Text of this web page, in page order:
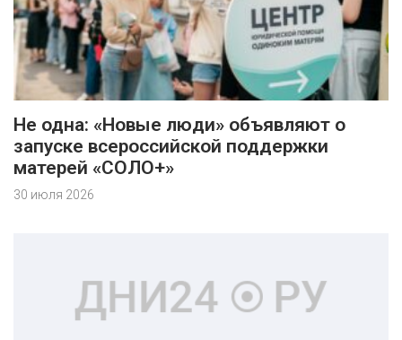
Не одна: «Новые люди» объявляют о
запуске всероссийской поддержки
матерей «СОЛО+»
30 июля 2026